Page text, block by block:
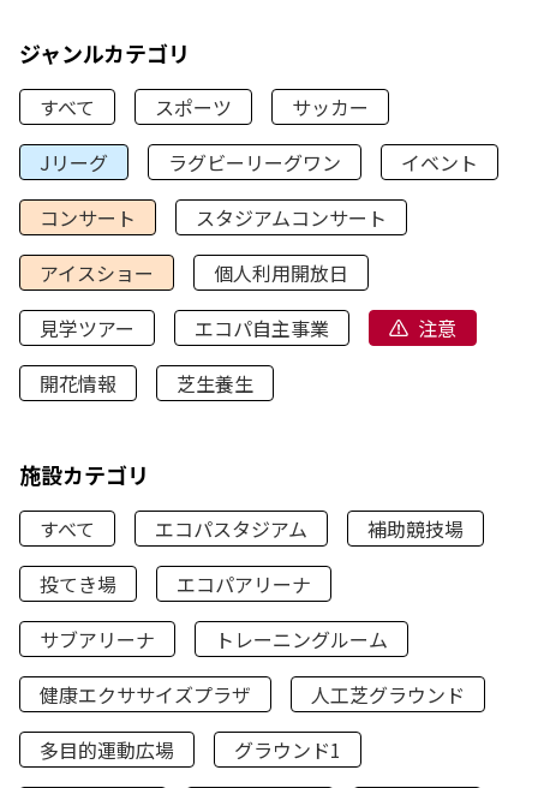
ジャンルカテゴリ
すべて スポーツ
サッカー
Jリーグ
ラグビーリーグワン
イベント
コンサート
スタジアムコンサート
アイスショー
個人利用開放日
見学ツアー
エコパ自主事業
注意
開花情報
芝生養生
施設カテゴリ
すべて エコパスタジアム
補助競技場
投てき場
エコパアリーナ
サブアリーナ
トレーニングルーム
健康エクササイズプラザ
人工芝グラウンド
多目的運動広場
グラウンド1